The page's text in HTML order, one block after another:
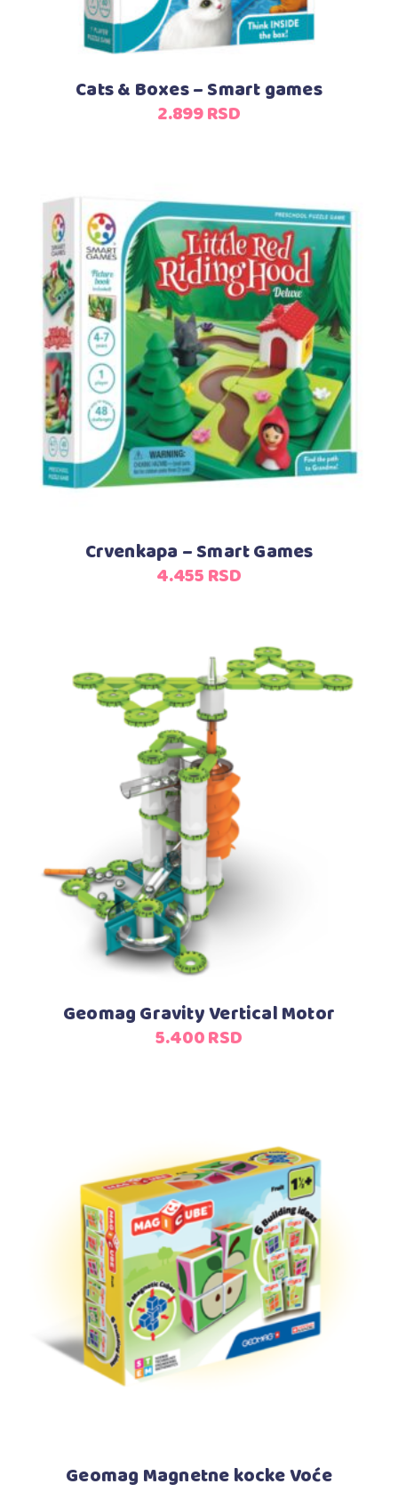
Cats & Boxes – Smart games
2.899RSD
Dodaj u korpu
Crvenkapa – Smart Games
4.455RSD
Dodaj u korpu
Geomag Gravity Vertical Motor
5.400RSD
Dodaj u korpu
Geomag Magnetne kocke Voće